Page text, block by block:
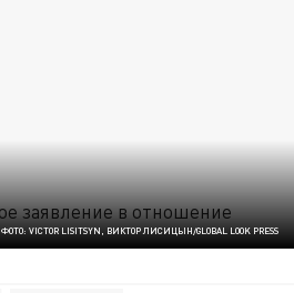
ФОТО: VICTOR LISITSYN, ВИКТОР ЛИСИЦЫН/GLOBAL LOOK PRESS